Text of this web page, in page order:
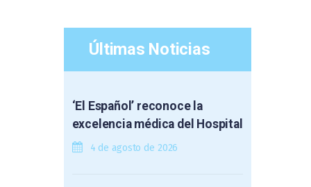
Últimas Noticias
‘El Español’ reconoce la
excelencia médica del Hospital
4 de agosto de 2026